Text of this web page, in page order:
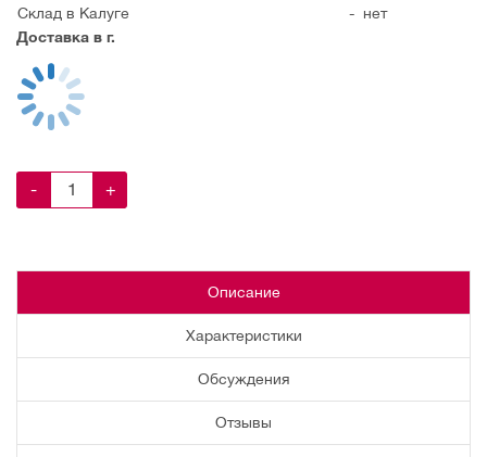
Склад в Калуге
- нет
Доставка в г.
- +
Описание
Характеристики
Обсуждения
Отзывы